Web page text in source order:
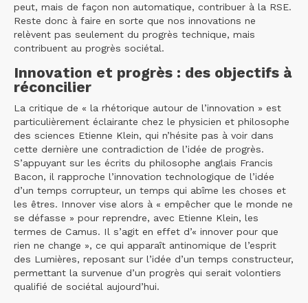
peut, mais de façon non automatique, contribuer à la RSE.
Reste donc à faire en sorte que nos innovations ne
relèvent pas seulement du progrès technique, mais
contribuent au progrès sociétal.
Innovation et progrès : des objectifs à
réconcilier
La critique de « la rhétorique autour de l’innovation » est
particulièrement éclairante chez le physicien et philosophe
des sciences Etienne Klein, qui n’hésite pas à voir dans
cette dernière une contradiction de l’idée de progrès.
S’appuyant sur les écrits du philosophe anglais Francis
Bacon, il rapproche l’innovation technologique de l’idée
d’un temps corrupteur, un temps qui abîme les choses et
les êtres. Innover vise alors à « empêcher que le monde ne
se défasse » pour reprendre, avec Etienne Klein, les
termes de Camus. Il s’agit en effet d’« innover pour que
rien ne change », ce qui apparaît antinomique de l’esprit
des Lumières, reposant sur l’idée d’un temps constructeur,
permettant la survenue d’un progrès qui serait volontiers
qualifié de sociétal aujourd’hui.